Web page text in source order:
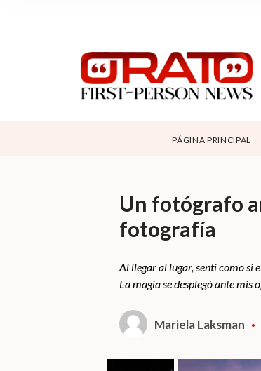
SUPPORT
CONTÁCTANOS
PÁGINA PRINCIPAL
Un fotógrafo
fotografía
Al llegar al lugar, sentí como si
La magia se desplegó ante mis
Mariela Laksman